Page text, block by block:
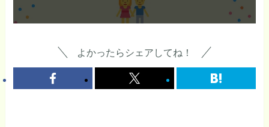
よかったらシェアしてね！